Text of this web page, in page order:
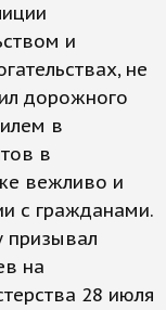
и
не
дорожного
в
в
вежливо и
с гражданами.
призывал
на
28 июля